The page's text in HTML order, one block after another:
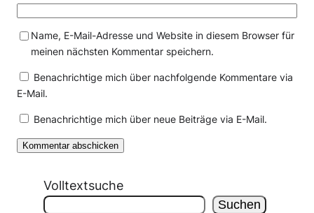
Name, E-Mail-Adresse und Website in diesem Browser für
meinen nächsten Kommentar speichern.
Benachrichtige mich über nachfolgende Kommentare via
E-Mail.
Benachrichtige mich über neue Beiträge via E-Mail.
Volltextsuche
Suchen